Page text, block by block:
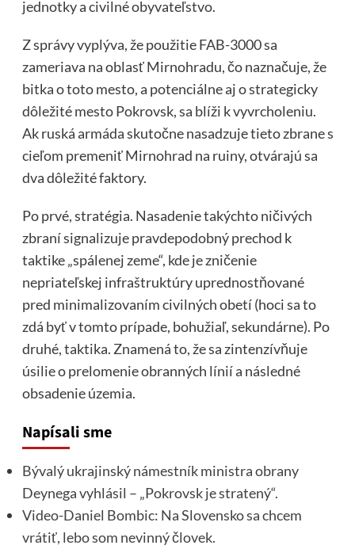
jednotky a civilné obyvateľstvo.
Z správy vyplýva, že použitie FAB-3000 sa
zameriava na oblasť Mirnohradu, čo naznačuje, že
bitka o toto mesto, a potenciálne aj o strategicky
dôležité mesto Pokrovsk, sa blíži k vyvrcholeniu.
Ak ruská armáda skutočne nasadzuje tieto zbrane s
cieľom premeniť Mirnohrad na ruiny, otvárajú sa
dva dôležité faktory.
Po prvé, stratégia. Nasadenie takýchto ničivých
zbraní signalizuje pravdepodobný prechod k
taktike „spálenej zeme“, kde je zničenie
nepriateľskej infraštruktúry uprednostňované
pred minimalizovaním civilných obetí (hoci sa to
zdá byť v tomto prípade, bohužiaľ, sekundárne). Po
druhé, taktika. Znamená to, že sa zintenzívňuje
úsilie o prelomenie obranných línií a následné
obsadenie územia.
Napísali sme
Bývalý ukrajinský námestník ministra obrany
Deynega vyhlásil – „Pokrovsk je stratený“.
Video-Daniel Bombic: Na Slovensko sa chcem
vrátiť, lebo som nevinný človek.